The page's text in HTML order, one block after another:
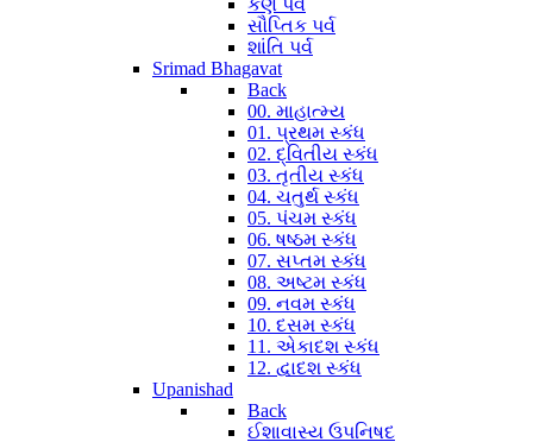
સૌપ્તિક પર્વ
શાંતિ પર્વ
Srimad Bhagavat
Back
00. માહાત્મ્ય
01. પ્રથમ સ્કંધ
02. દ્વિતીય સ્કંધ
03. તૃતીય સ્કંધ
04. ચતુર્થ સ્કંધ
05. પંચમ સ્કંધ
06. ષષ્ઠમ સ્કંધ
07. સપ્તમ સ્કંધ
08. અષ્ટમ સ્કંધ
09. નવમ સ્કંધ
10. દસમ સ્કંધ
11. એકાદશ સ્કંધ
12. દ્વાદશ સ્કંધ
Upanishad
Back
ઈશાવાસ્ય ઉપનિષદ